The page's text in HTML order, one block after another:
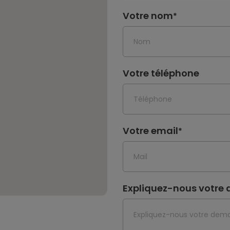
Votre nom*
Votre téléphone
Votre email*
Expliquez-nous votre